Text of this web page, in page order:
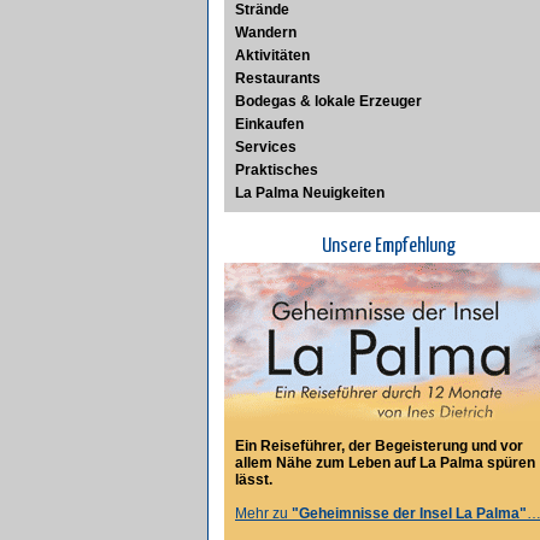
Strände
Wandern
Aktivitäten
Restaurants
Bodegas & lokale Erzeuger
Einkaufen
Services
Praktisches
La Palma Neuigkeiten
Unsere Empfehlung
Ein Reiseführer, der Begeisterung und vor
allem Nähe zum Leben auf La Palma spüren
lässt.
Mehr zu "Geheimnisse der Insel La Palma"…